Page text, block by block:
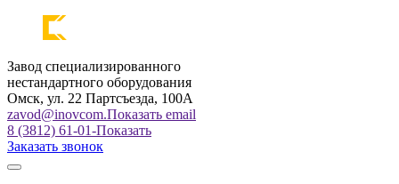
Завод специализированного
нестандартного оборудования
Омск, ул. 22 Партсъезда, 100А
zavod@inovcom.Показать email
8 (3812) 61-01-Показать
Заказать звонок